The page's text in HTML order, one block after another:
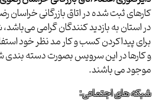
کارهای ثبت شده در اتاق بازرگانی
در استان به بازدید کنندگان گرامی می‌باشد،
برای پیداکردن کسب و کار مد نظر خود
و کارها در این سرویس بصورت دسته بندی
موجود می باشند.
شبکه های اجتماعی: